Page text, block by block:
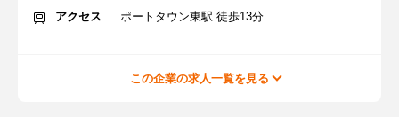
アクセス
ポートタウン東駅 徒歩13分
この企業の求人一覧を見る